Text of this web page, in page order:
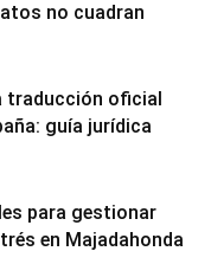
no cuadran
traducción oficial
guía jurídica
para gestionar
en Majadahonda